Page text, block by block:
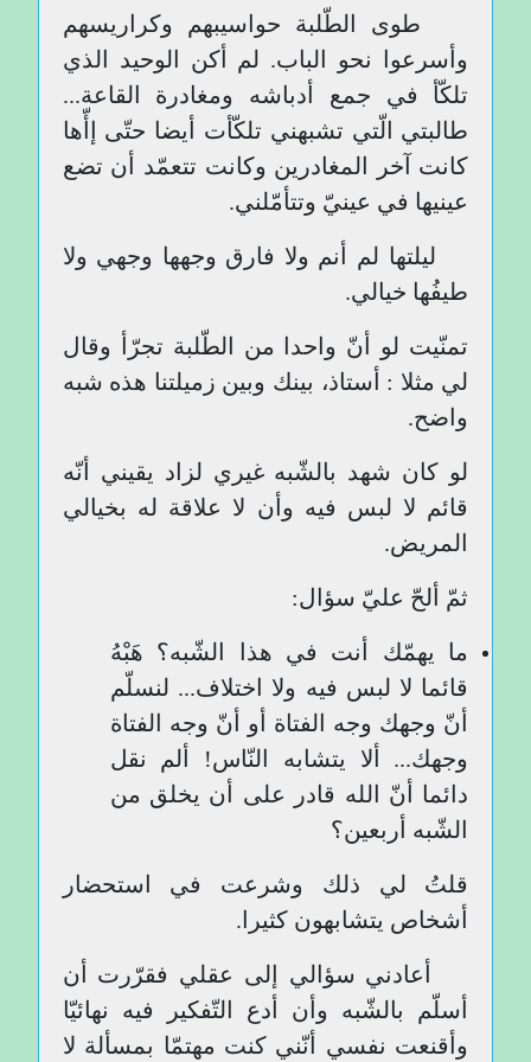
طوى الطّلبة حواسيبهم وكراريسهم
وأسرعوا نحو الباب. لم أكن الوحيد الذي
تلكّأ في جمع أدباشه ومغادرة القاعة...
طالبتي الّتي تشبهني تلكّأت أيضا حتّى إأّها
كانت آخر المغادرين وكانت تتعمّد أن تضع
عينيها في عينيّ وتتأمّلني.
ليلتها لم أنم ولا فارق وجهها وجهي ولا
طيفُها خيالي.
تمنّيت لو أنّ واحدا من الطّلبة تجرّأ وقال
لي مثلا : أستاذ، بينك وبين زميلتنا هذه شبه
واضح.
لو كان شهد بالشّبه غيري لزاد يقيني أنّه
قائم لا لبس فيه وأن لا علاقة له بخيالي
المريض.
ثمّ ألحّ عليّ سؤال:
ما يهمّك أنت في هذا الشّبه؟ هَبْهُ
قائما لا لبس فيه ولا اختلاف... لنسلّم
أنّ وجهك وجه الفتاة أو أنّ وجه الفتاة
وجهك... ألا يتشابه النّاس! ألم نقل
دائما أنّ الله قادر على أن يخلق من
الشّبه أربعين؟
قلتُ لي ذلك وشرعت في استحضار
أشخاص يتشابهون كثيرا.
أعادني سؤالي إلى عقلي فقرّرت أن
أسلّم بالشّبه وأن أدع التّفكير فيه نهائيّا
وأقنعت نفسي أنّني كنت مهتمّا بمسألة لا